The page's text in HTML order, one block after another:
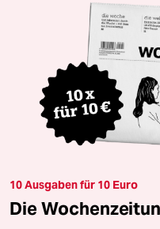
10 Ausgaben für 10 Euro
Die